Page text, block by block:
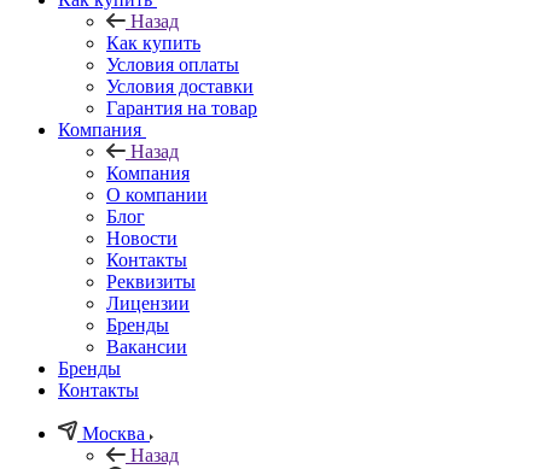
Назад
Как купить
Условия оплаты
Условия доставки
Гарантия на товар
Компания
Назад
Компания
О компании
Блог
Новости
Контакты
Реквизиты
Лицензии
Бренды
Вакансии
Бренды
Контакты
Москва
Назад